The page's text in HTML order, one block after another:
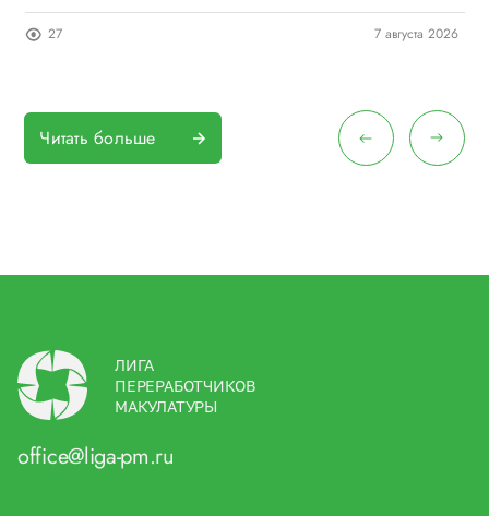
27 7 августа 2026
Читать больше
ЛИГА
ПЕРЕРАБОТЧИКОВ
МАКУЛАТУРЫ
office@liga-pm.ru